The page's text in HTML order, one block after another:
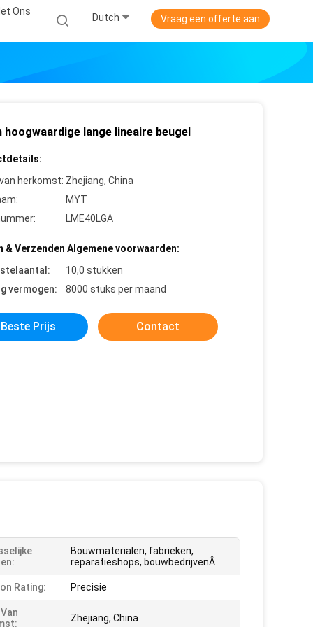
Ons
Dutch Vraag een offerte aan
hoogwaardige lange lineaire beugel
herkomst: Zhejiang, China
MYT
LME40LGA
& Verzenden Algemene voorwaarden:
10,0 stukken
vermogen:
8000 stuks per maand
Beste Prijs Contact
Bouwmaterialen, fabrieken,
reparatieshops, bouwbedrijvenÂ
Rating: Precisie
Zhejiang, China